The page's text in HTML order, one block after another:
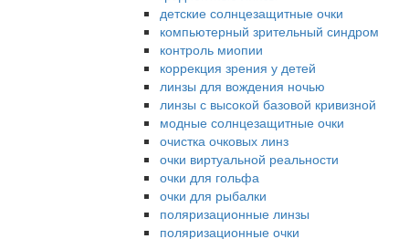
детские солнцезащитные очки
компьютерный зрительный синдром
контроль миопии
коррекция зрения у детей
линзы для вождения ночью
линзы с высокой базовой кривизной
модные солнцезащитные очки
очистка очковых линз
очки виртуальной реальности
очки для гольфа
очки для рыбалки
поляризационные линзы
поляризационные очки